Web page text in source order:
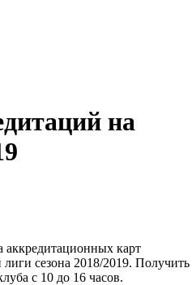
на
аккредитационных карт
сезона 2018/2019. Получить
с 10 до 16 часов.